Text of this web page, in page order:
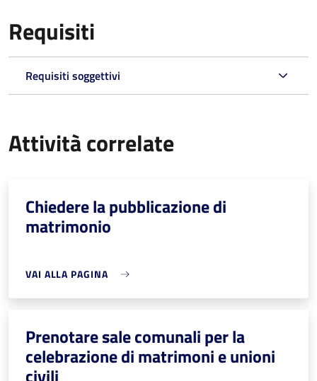
Requisiti
Requisiti soggettivi
Attività correlate
Chiedere la pubblicazione di
matrimonio
VAI ALLA PAGINA
Prenotare sale comunali per la
celebrazione di matrimoni e unioni